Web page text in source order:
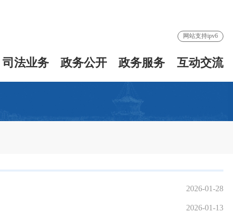
网站支持ipv6
司法业务 政务公开 政务服务 互动交流
2026-01-28
2026-01-13